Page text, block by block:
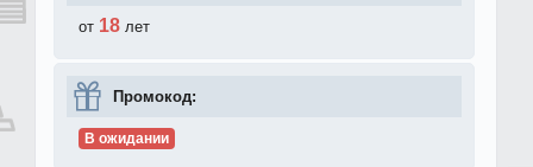
от 18 лет
Промокод:
В ожидании